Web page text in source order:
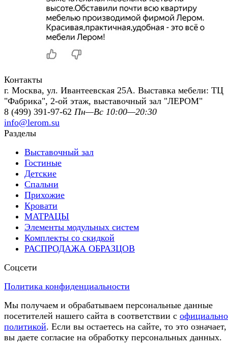
Контакты
г. Москва, ул. Ивантеевская 25А. Выставка мебели: ТЦ
"Фабрика", 2-ой этаж, выставочный зал "ЛЕРОМ"
8 (499) 391-97-62 Пн—Вс 10:00—20:30
info@lerom.su
Разделы
Выставочный зал
Гостиные
Детские
Спальни
Прихожие
Кровати
МАТРАЦЫ
Элементы модульных систем
Комплекты со скидкой
РАСПРОДАЖА ОБРАЗЦОВ
Соцсети
Политика конфиденциальности
Мы получаем и обрабатываем персональные данные
посетителей нашего сайта в соответствии с
политикой. Если вы остаетесь на сайте, то это
вы даете согласие на обработку персональных данных.